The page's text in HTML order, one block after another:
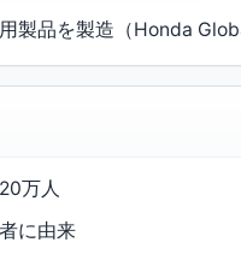
製品を製造（Honda
万人
に由来